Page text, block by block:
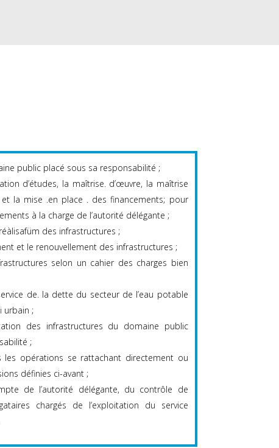
public placé sous sa responsabilité ;
d’études, la maîtrise. d’œuvre, la maîtrise
et la mise .en place . des financements; pour
à la charge de l’autorité délégante ;
des infrastructures ;
et le renouvellement des infrastructures ;
selon un cahier des charges bien
de. la dette du secteur de l’eau potable
urbain ;
des infrastructures du domaine public
;
les opérations se rattachant directement ou
définies ci-avant ;
de l’autorité délégante, du contrôle de
chargés de l’exploitation du service